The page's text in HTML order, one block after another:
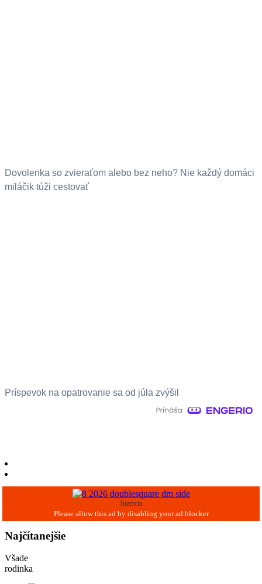
Dovolenka so zvieraťom alebo bez neho? Nie každý domáci
miláčik túži cestovať
Príspevok na opatrovanie sa od júla zvýšil
Inzercia
Najčítanejšie
Všade
rodinka